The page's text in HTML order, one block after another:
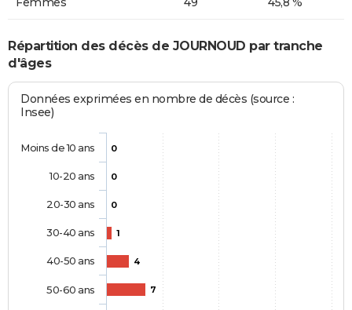
Répartition des décès de JOURNOUD par tranche
d'âges
Données exprimées en nombre de décès (source :
Insee)
0
0
0
1
4
7
Moins de 10 ans
10-20 ans
20-30 ans
30-40 ans
40-50 ans
50-60 ans